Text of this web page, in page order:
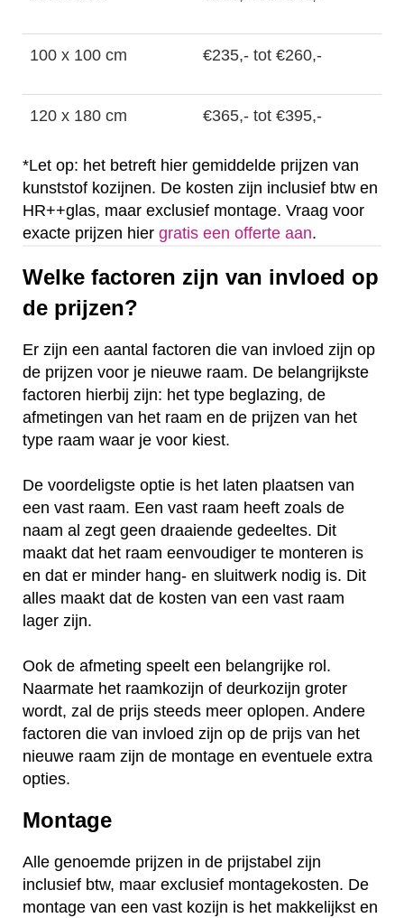
100 x 100 cm €235,- tot €260,-
120 x 180 cm €365,- tot €395,-
*Let op: het betreft hier gemiddelde prijzen van
kunststof kozijnen. De kosten zijn inclusief btw en
HR++glas, maar exclusief montage. Vraag voor
exacte prijzen hier gratis een offerte aan.
Welke factoren zijn van invloed op
de prijzen?
Er zijn een aantal factoren die van invloed zijn op
de prijzen voor je nieuwe raam. De belangrijkste
factoren hierbij zijn: het type beglazing, de
afmetingen van het raam en de prijzen van het
type raam waar je voor kiest.
De voordeligste optie is het laten plaatsen van
een vast raam. Een vast raam heeft zoals de
naam al zegt geen draaiende gedeeltes. Dit
maakt dat het raam eenvoudiger te monteren is
en dat er minder hang- en sluitwerk nodig is. Dit
alles maakt dat de kosten van een vast raam
lager zijn.
Ook de afmeting speelt een belangrijke rol.
Naarmate het raamkozijn of deurkozijn groter
wordt, zal de prijs steeds meer oplopen. Andere
factoren die van invloed zijn op de prijs van het
nieuwe raam zijn de montage en eventuele extra
opties.
Montage
Alle genoemde prijzen in de prijstabel zijn
inclusief btw, maar exclusief montagekosten. De
montage van een vast kozijn is het makkelijkst en